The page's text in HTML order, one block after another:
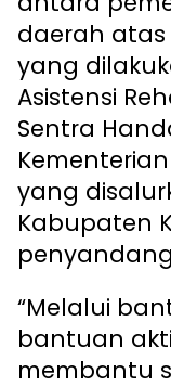
daerah
yang
Asistensi
Sentra
yang
Kabupaten
“Melalui
bantuan
membantu